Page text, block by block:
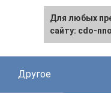
Другое
Для любых
сайту: cdo-